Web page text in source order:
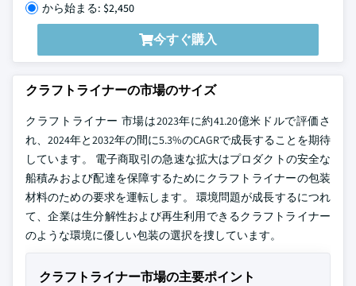
から始まる: $2,450
今すぐ購入
クラフトライナーの市場のサイズ
クラフトライナー 市場は2023年に約41.20億米ドルで評価さ
れ、2024年と2032年の間に5.3%のCAGRで成長することを期待
しています。 電子商取引の急速な拡大はプロダクトの安全な
船積みおよび配達を保障するためにクラフトライナーの包装
材料のための要求を運転します。 環境問題が成長するにつれ
て、企業は生分解性および再生利用できるクラフトライナー
のような環境に優しい包装の選択を捜しています。
クラフトライナー市場の主要ポイント